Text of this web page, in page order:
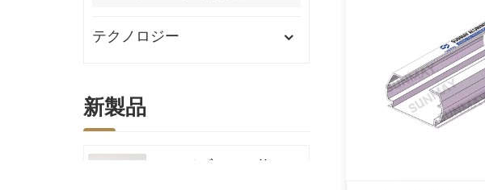
テクノロジー
新製品